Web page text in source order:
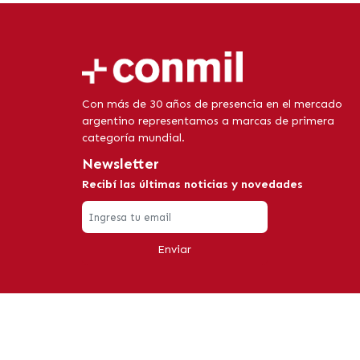
Con más de 30 años de presencia en el mercado
argentino representamos a marcas de primera
categoría mundial.
Newsletter
Recibí las últimas noticias y novedades
Enviar